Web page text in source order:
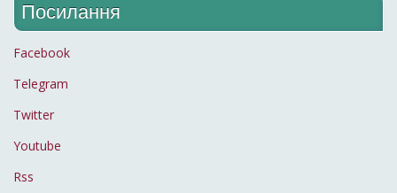
Посилання
Facebook
Telegram
Twitter
Youtube
Rss